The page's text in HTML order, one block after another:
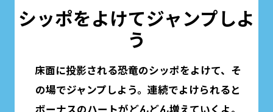
シッポをよけてジャンプしよ
う
床面に投影される恐竜のシッポをよけて、そ
の場でジャンプしよう。連続でよけられると